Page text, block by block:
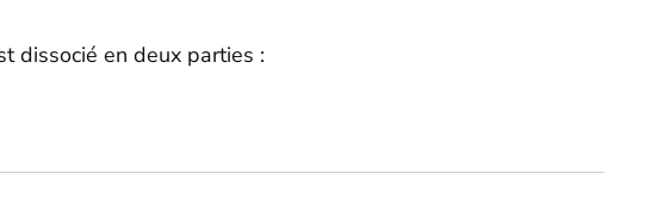
dissocié en deux parties :